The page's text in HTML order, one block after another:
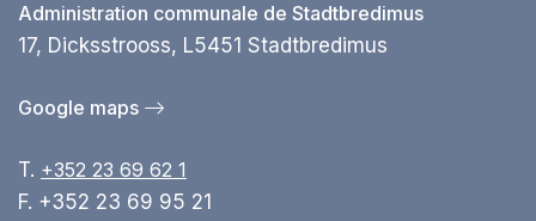
Administration communale de Stadtbredimus
17, Dicksstrooss, L5451 Stadtbredimus
Google maps
T. +352 23 69 62 1
F. +352 23 69 95 21